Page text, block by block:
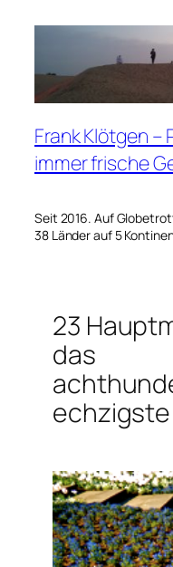
Frank Klötgen –
immer frische
Seit 2016. Auf
38 Länder auf 5
23
das